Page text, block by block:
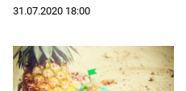
31.07.2020 18:00